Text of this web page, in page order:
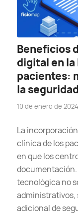
Beneficios
digital en
pacientes:
la seguridad
10 de enero de 2024
La
clínica de los
en que los
documentación.
tecnológica no
administrativos,
adicional de